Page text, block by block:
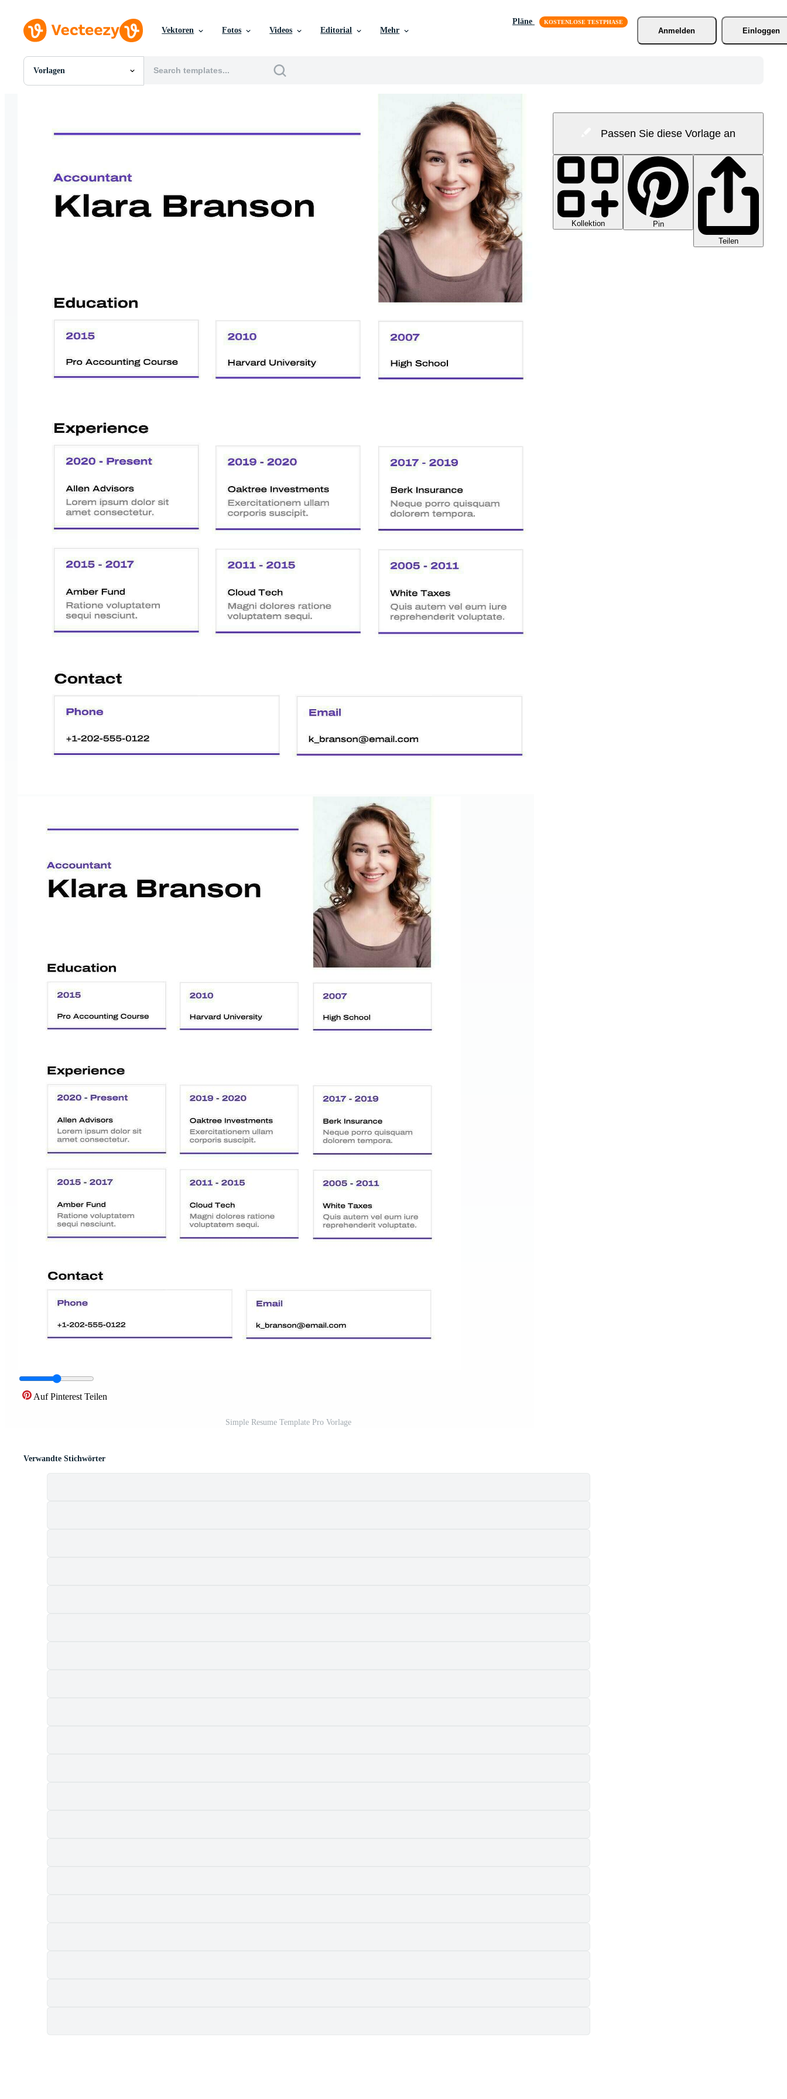
Vektoren Fotos Videos Editorial Mehr
Pläne
Anmelden
Einloggen
Vorlagen
Alle Bilder
SVGs
Motion Graphics
Redaktionelle Bilder
Redaktionelle Ereignisse
Auf Pinterest Teilen
Simple Resume Template Pro Vorlage
Passen Sie diese Vorlage an
Kollektion
Pin
Teilen
Verwandte Stichwörter